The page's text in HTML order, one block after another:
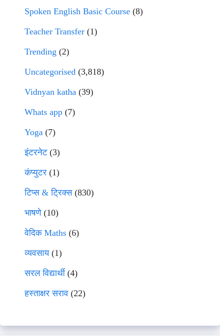
Spoken English Basic Course (8)
Teacher Transfer (1)
Trending (2)
Uncategorised (3,818)
Vidnyan katha (39)
Whats app (7)
Yoga (7)
इंटरनेट(3)
कंप्युटर (1)
टिप्स & ट्रिक्स(830)
भाषणे(10)
वेदिक Maths (6)
व्यवसाय(1)
सरल विद्यार्थी(4)
हस्ताक्षर सराव (22)